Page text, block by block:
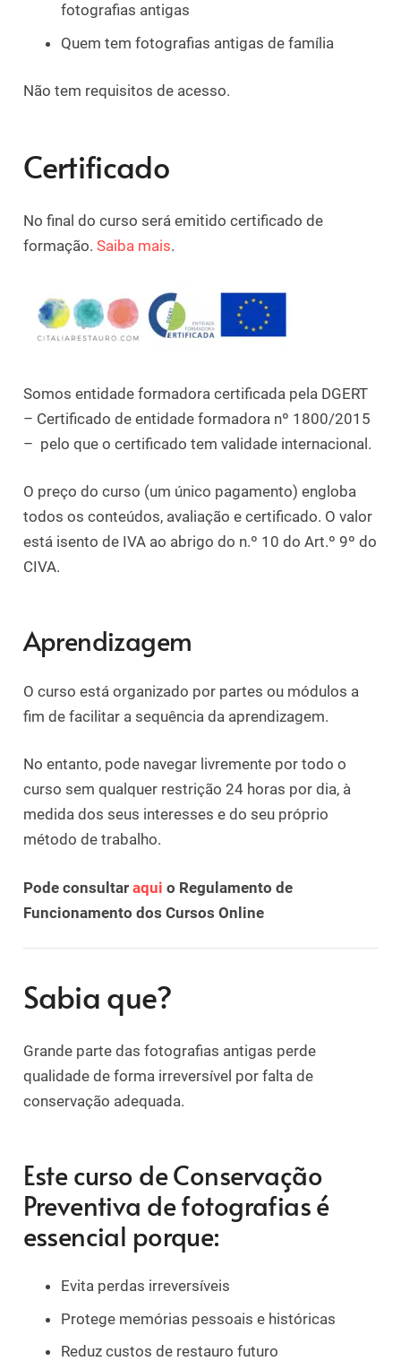
fotografias antigas
Quem tem fotografias antigas de família
Não tem requisitos de acesso.
Certificado
No final do curso será emitido certificado de
formação. Saiba mais.
Somos entidade formadora certificada pela DGERT
– Certificado de entidade formadora nº 1800/2015
– pelo que o certificado tem validade internacional.
O preço do curso (um único pagamento) engloba
todos os conteúdos, avaliação e certificado. O valor
está isento de IVA ao abrigo do n.º 10 do Art.º 9º do
CIVA.
Aprendizagem
O curso está organizado por partes ou módulos a
fim de facilitar a sequência da aprendizagem.
No entanto, pode navegar livremente por todo o
curso sem qualquer restrição 24 horas por dia, à
medida dos seus interesses e do seu próprio
método de trabalho.
Pode consultar aqui o Regulamento de
Funcionamento dos Cursos Online
Sabia que?
Grande parte das fotografias antigas perde
qualidade de forma irreversível por falta de
conservação adequada.
Este curso de Conservação
Preventiva de fotografias é
essencial porque:
Evita perdas irreversíveis
Protege memórias pessoais e históricas
Reduz custos de restauro futuro